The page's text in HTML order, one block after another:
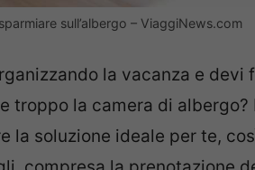
sull’albergo – ViaggiNews.com
la vacanza e
troppo la camera di
la soluzione ideale per te,